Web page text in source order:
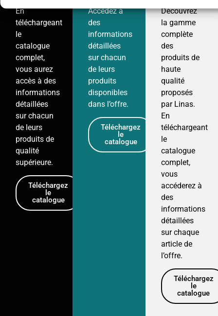
En
téléchargeant
le
catalogue
complet,
vous aurez
accès à des
informations
détaillées
sur chacun
de leurs
produits de
qualité
supérieure.
Téléchargez
le
catalogue
Accédez à
des
informations
détaillées
sur chacun
de leurs
produits
disponibles
dans l’offre.
Téléchargez
le
catalogue
Découvrez
la gamme
complète
des
produits de
haute
qualité
proposés
par Linas.
En
téléchargeant
le
catalogue
complet,
vous
accéderez à
des
informations
détaillées
sur chaque
article de
l’offre.
Téléchargez
le
catalogue